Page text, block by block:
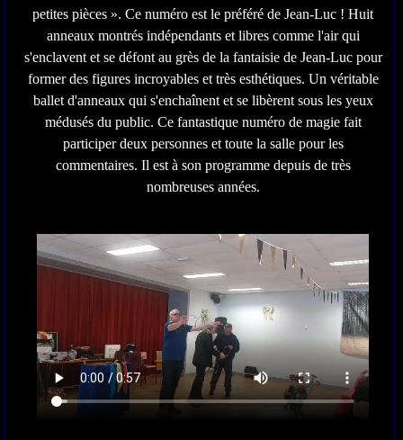
petites pièces ». Ce numéro est le préféré de Jean-Luc ! Huit
anneaux montrés indépendants et libres comme l'air qui
s'enclavent et se défont au grès de la fantaisie de Jean-Luc pour
former des figures incroyables et très esthétiques. Un véritable
ballet d'anneaux qui s'enchaînent et se libèrent sous les yeux
médusés du public. Ce fantastique numéro de magie fait
participer deux personnes et toute la salle pour les
commentaires. Il est à son programme depuis de très
nombreuses années.